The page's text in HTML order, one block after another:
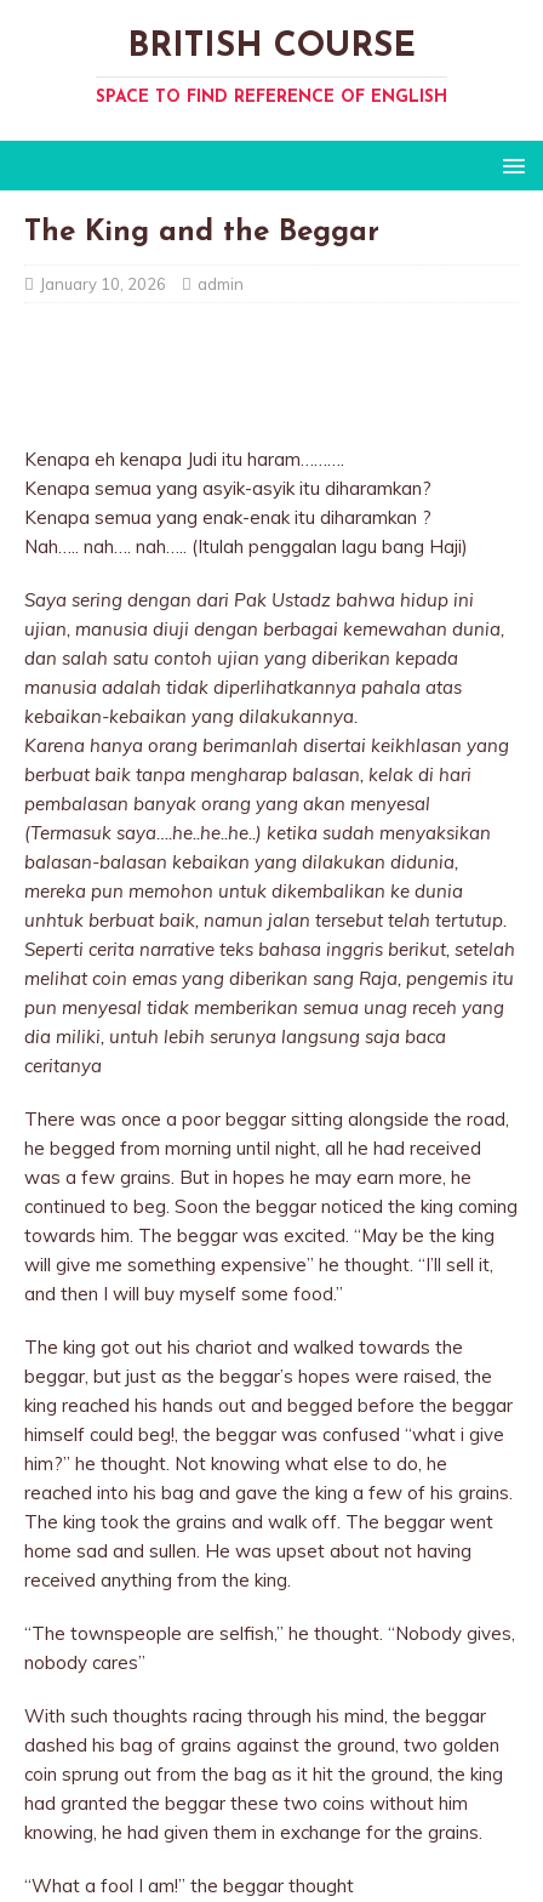
BRITISH COURSE
SPACE TO FIND REFERENCE OF ENGLISH
The King and the Beggar
January 10, 2026 admin
Kenapa eh kenapa Judi itu haram……….
Kenapa semua yang asyik-asyik itu diharamkan?
Kenapa semua yang enak-enak itu diharamkan ?
Nah….. nah…. nah….. (Itulah penggalan lagu bang Haji)
Saya sering dengan dari Pak Ustadz bahwa hidup ini
ujian, manusia diuji dengan berbagai kemewahan dunia,
dan salah satu contoh ujian yang diberikan kepada
manusia adalah tidak diperlihatkannya pahala atas
kebaikan-kebaikan yang dilakukannya.
Karena hanya orang berimanlah disertai keikhlasan yang
berbuat baik tanpa mengharap balasan, kelak di hari
pembalasan banyak orang yang akan menyesal
(Termasuk saya….he..he..he..) ketika sudah menyaksikan
balasan-balasan kebaikan yang dilakukan didunia,
mereka pun memohon untuk dikembalikan ke dunia
unhtuk berbuat baik, namun jalan tersebut telah tertutup.
Seperti cerita narrative teks bahasa inggris berikut, setelah
melihat coin emas yang diberikan sang Raja, pengemis itu
pun menyesal tidak memberikan semua unag receh yang
dia miliki, untuh lebih serunya langsung saja baca
ceritanya
There was once a poor beggar sitting alongside the road,
he begged from morning until night, all he had received
was a few grains. But in hopes he may earn more, he
continued to beg. Soon the beggar noticed the king coming
towards him. The beggar was excited. “May be the king
will give me something expensive” he thought. “I’ll sell it,
and then I will buy myself some food.”
The king got out his chariot and walked towards the
beggar, but just as the beggar’s hopes were raised, the
king reached his hands out and begged before the beggar
himself could beg!, the beggar was confused “what i give
him?” he thought. Not knowing what else to do, he
reached into his bag and gave the king a few of his grains.
The king took the grains and walk off. The beggar went
home sad and sullen. He was upset about not having
received anything from the king.
“The townspeople are selfish,” he thought. “Nobody gives,
nobody cares”
With such thoughts racing through his mind, the beggar
dashed his bag of grains against the ground, two golden
coin sprung out from the bag as it hit the ground, the king
had granted the beggar these two coins without him
knowing, he had given them in exchange for the grains.
“What a fool I am!” the beggar thought